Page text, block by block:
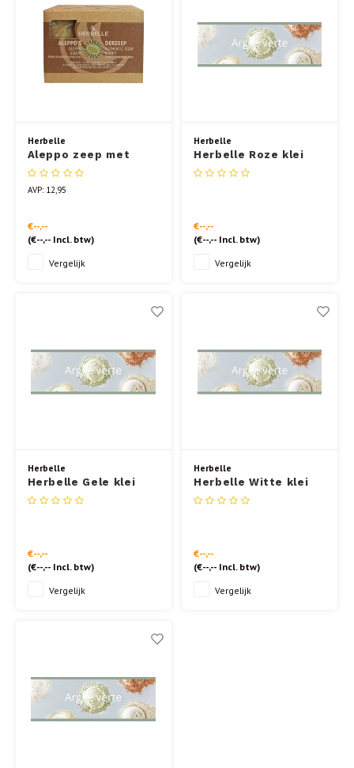
Herbelle
Aleppo zeep met
40% laurierolie
AVP: 12,95
€--,--
(€--,--Incl. btw)
Vergelijk
Herbelle
Herbelle Roze klei
Superfijn bulk 15kg
€--,--
(€--,-- Incl. btw)
Vergelijk
Herbelle
Herbelle Gele klei
Superfijn bulk 19kg
€--,--
(€--,--Incl. btw)
Vergelijk
Herbelle
Herbelle Witte klei
Superfijn bulk 20kg
€--,--
(€--,-- Incl. btw)
Vergelijk